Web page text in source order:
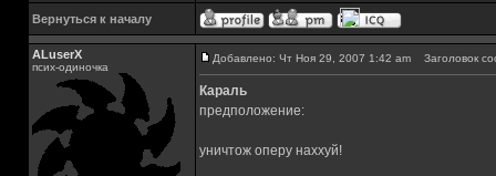
Вернуться к началу
ALuserX
псих-одиночка
Добавлено: Чт Ноя 29, 2007 1:42 am Заголовок
Караль
предположение:
уничтож оперу наххуй!